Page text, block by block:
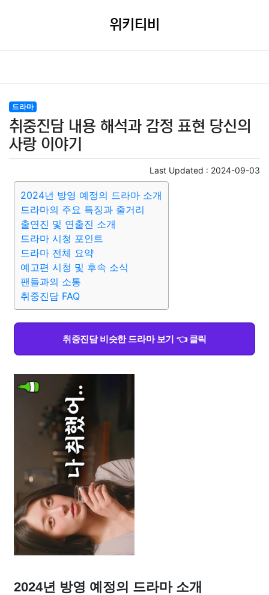
위키티비
드라마
취중진담 내용 해석과 감정 표현 당신의
사랑 이야기
Last Updated : 2024-09-03
2024년 방영 예정의 드라마 소개
드라마의 주요 특징과 줄거리
출연진 및 연출진 소개
드라마 시청 포인트
드라마 전체 요약
예고편 시청 및 후속 소식
팬들과의 소통
취중진담 FAQ
취중진담 비슷한 드라마 보기 👈 클릭
2024년 방영 예정의 드라마 소개